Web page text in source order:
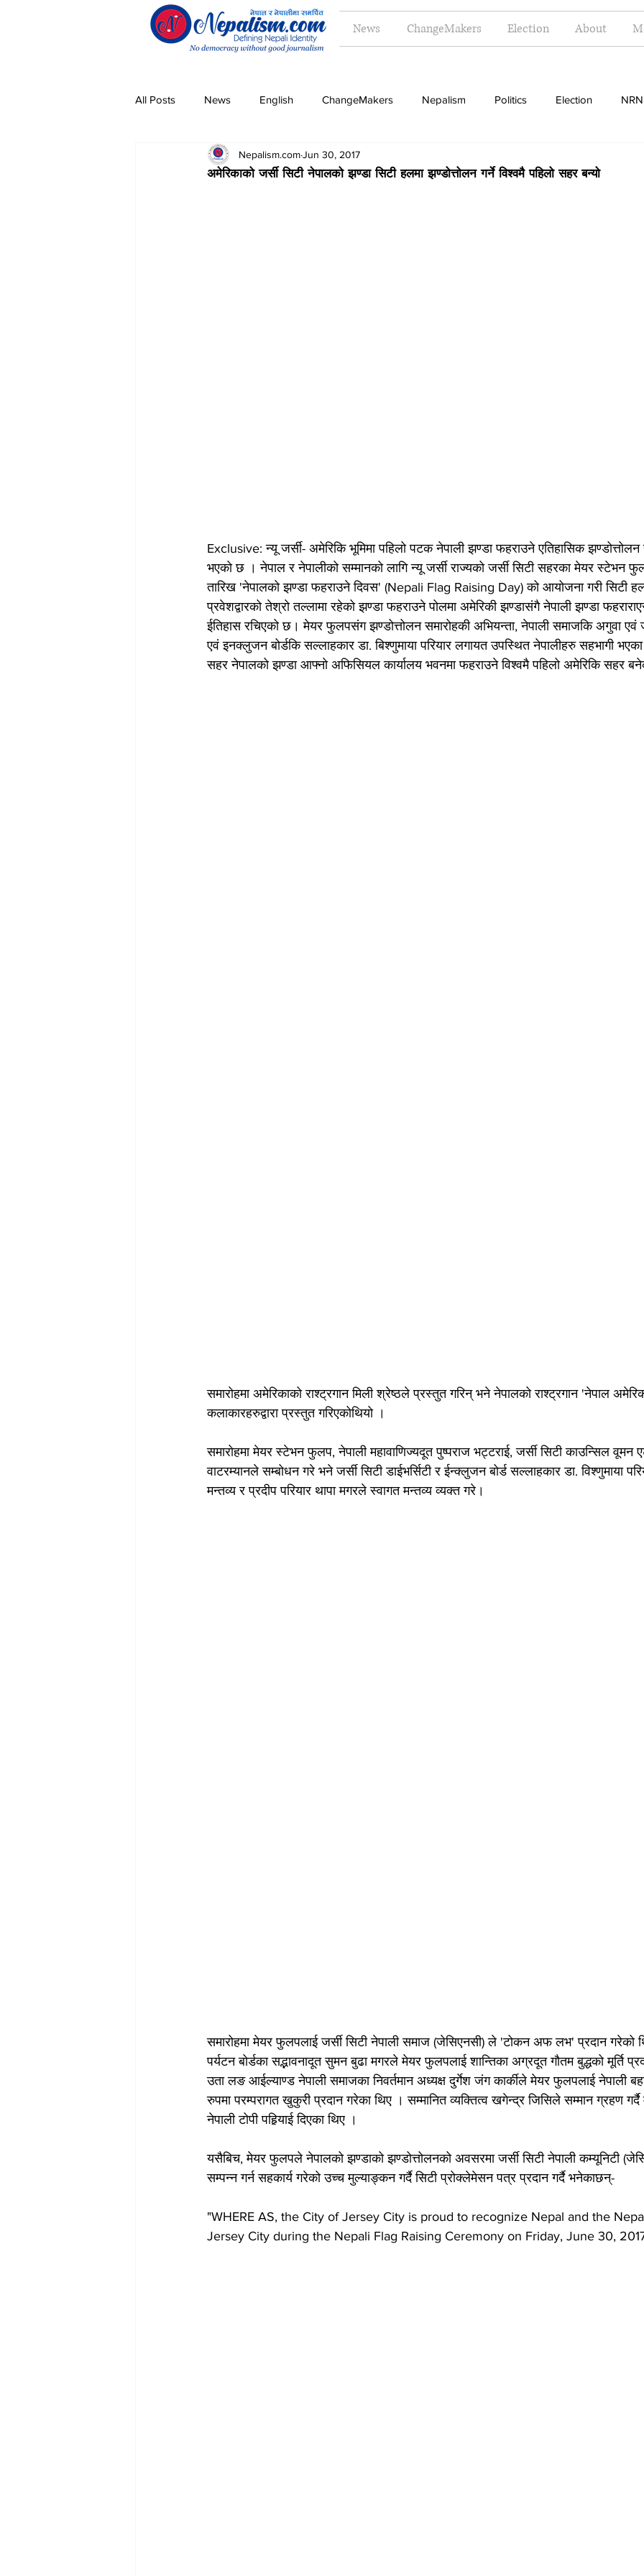
News ChangeMakers Election About
All Posts News English ChangeMakers Nepalism Politics Election NRN
Pandemic Community Opinion
अमेरिकाको जर्सी सिटी नेपालको झण्डा सिटी हलमा झण्डोत्तोलन गर्ने विश्वमै पहिलो सहर बन्यो
Nepalism.comJun 30, 2017
Exclusive: न्यू जर्सी- अमेरिकि भूमिमा पहिलो पटक नेपाली झण्डा फहराउने एतिहासिक झण्डोत्तोलन
भएको छ । नेपाल र नेपालीको सम्मानको लागि न्यू जर्सी राज्यको जर्सी सिटी सहरका मेयर स्टेभन
तारिख 'नेपालको झण्डा फहराउने दिवस' (Nepali Flag Raising Day) को आयोजना गरी सिटी
प्रवेशद्वारको तेश्रो तल्लामा रहेको झण्डा फहराउने पोलमा अमेरिकी झण्डासंगै नेपाली झण्डा
ईतिहास रचिएको छ। मेयर फुलपसंग झण्डोत्तोलन समारोहकी अभियन्ता, नेपाली समाजकि अगुवा एवं
एवं इनक्लुजन बोर्डकि सल्लाहकार डा. बिश्णुमाया परियार लगायत उपस्थित नेपालीहरु सहभागी
सहर नेपालको झण्डा आफ्नो अफिसियल कार्यालय भवनमा फहराउने विश्वमै पहिलो अमेरिकि सहर
समारोहमा अमेरिकाको राश्ट्रगान मिली श्रेष्ठले प्रस्तुत गरिन् भने नेपालको राश्ट्रगान 'नेपाल
कलाकारहरुद्वारा प्रस्तुत गरिएकोथियो ।
समारोहमा मेयर स्टेभन फुलप, नेपाली महावाणिज्यदूत पुष्पराज भट्टराई, जर्सी सिटी काउन्सिल वूमन
वाटरम्यानले सम्बोधन गरे भने जर्सी सिटी डाईभर्सिटी र ईन्क्लुजन बोर्ड सल्लाहकार डा. विश्णुमाया
मन्तव्य र प्रदीप परियार थापा मगरले स्वागत मन्तव्य व्यक्त गरे।
समारोहमा मेयर फुलपलाई जर्सी सिटी नेपाली समाज (जेसिएनसी) ले 'टोकन अफ लभ' प्रदान गरेको
पर्यटन बोर्डका सद्भावनादूत सुमन बुढा मगरले मेयर फुलपलाई शान्तिका अग्रदूत गौतम बुद्धको मूर्ति
उता लङ आईल्याण्ड नेपाली समाजका निवर्तमान अध्यक्ष दुर्गेश जंग कार्कीले मेयर फुलपलाई नेपाली
रुपमा परम्परागत खुकुरी प्रदान गरेका थिए । सम्मानित व्यक्तित्व खगेन्द्र जिसिले सम्मान ग्रहण
नेपाली टोपी पहिर्‍याई दिएका थिए ।
यसैबिच, मेयर फुलपले नेपालको झण्डाको झण्डोत्तोलनको अवसरमा जर्सी सिटी नेपाली कम्यूनिटी
सम्पन्न गर्न सहकार्य गरेको उच्च मुल्याङ्कन गर्दै सिटी प्रोक्लेमेसन पत्र प्रदान गर्दै भनेकाछन्-
"WHERE AS, the City of Jersey City is proud to recognize Nepal and the
Jersey City during the Nepali Flag Raising Ceremony on Friday, June 30,